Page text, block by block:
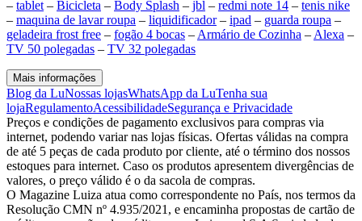
– tablet – Bicicleta – Body Splash – jbl – redmi note 14 – tenis nike
– maquina de lavar roupa – liquidificador– ipad – guarda roupa –
geladeira frost free – fogão 4 bocas – Armário de Cozinha – Alexa –
TV 50 polegadas – TV 32 polegadas
Mais informações
Blog da LuNossas lojasWhatsApp da LuTenha sua
lojaRegulamentoAcessibilidadeSegurança e Privacidade
Preços e condições de pagamento exclusivos para compras via
internet, podendo variar nas lojas físicas. Ofertas válidas na compra
de até 5 peças de cada produto por cliente, até o término dos nossos
estoques para internet. Caso os produtos apresentem divergências de
valores, o preço válido é o da sacola de compras.
O Magazine Luiza atua como correspondente no País, nos termos da
Resolução CMN nº 4.935/2021, e encaminha propostas de cartão de